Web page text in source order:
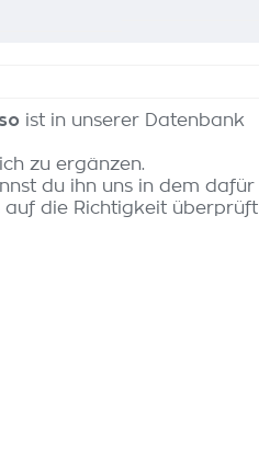
ist in unserer Datenbank
zu ergänzen.
du ihn uns in dem dafür
auf die Richtigkeit überprüft